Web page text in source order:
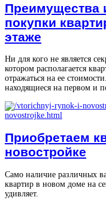
Преимущества
покупки
этаже
Ни для кого не является
котором располагается
отражаться на ее
находящиеся на первом и
Приобретаем
новостройке
Само наличие различных
квартир в новом доме на
удивляет.